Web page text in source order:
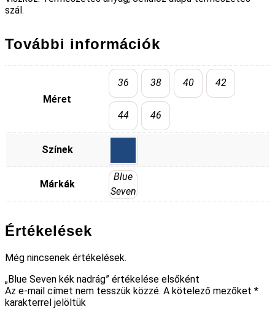
szál.
További információk
Méret
36 38 40 42
44 46
Színek
Márkák
Blue
Seven
Értékelések
Még nincsenek értékelések.
„Blue Seven kék nadrág” értékelése elsőként
Az e-mail címet nem tesszük közzé. A kötelező mezőket *
karakterrel jelöltük